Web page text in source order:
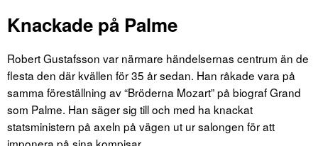
Knackade på Palme
Robert Gustafsson var närmare händelsernas centrum än de
flesta den där kvällen för 35 år sedan. Han råkade vara på
samma föreställning av “Bröderna Mozart” på biograf Grand
som Palme. Han säger sig till och med ha knackat
statsministern på axeln på vägen ut ur salongen för att